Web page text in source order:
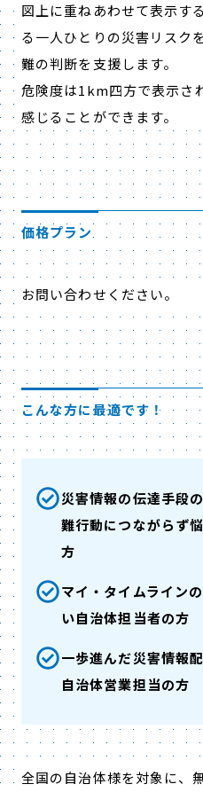
図上に重ねあわせて表示す
る一人ひとりの災害リスク
難の判断を支援します。
危険度は1km四方で表示さ
感じることができます。
価格プラン
お問い合わせください。
こんな方に最適です！
災害情報の伝達手段
難行動につながらず
方
マイ・タイムライン
い自治体担当者の方
一歩進んだ災害情報
自治体営業担当の方
全国の自治体様を対象に、